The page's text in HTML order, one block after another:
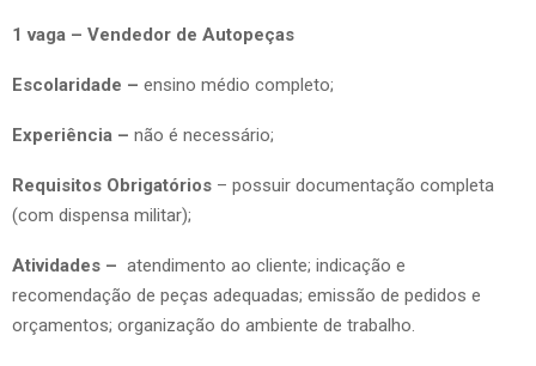
1 vaga – Vendedor de Autopeças
Escolaridade – ensino médio completo;
Experiência – não é necessário;
Requisitos Obrigatórios – possuir documentação completa
(com dispensa militar);
Atividades – atendimento ao cliente; indicação e
recomendação de peças adequadas; emissão de pedidos e
orçamentos; organização do ambiente de trabalho.